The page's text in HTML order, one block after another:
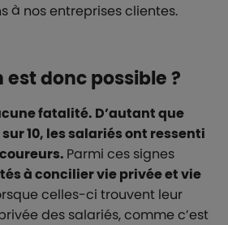
à nos entreprises clientes.
donc possible ?
fatalité. D’autant que
10, les salariés ont ressenti
Parmi ces signes
à concilier vie privée et vie
celles-ci trouvent leur
des salariés, comme c’est